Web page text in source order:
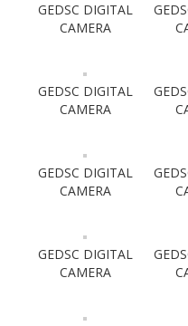
GEDSC DIGITAL
CAMERA
GEDSC DIGITAL
CAMERA
GEDSC DIGITAL
CAMERA
GEDSC DIGITAL
CAMERA